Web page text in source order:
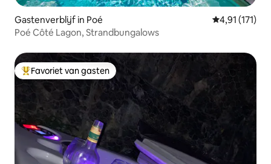
Gastenverblijf in Poé Gemiddelde
4,91 (171)
Poé Côté Lagon, Strandbungalows
Topfavoriet van gasten
Favoriet van gasten